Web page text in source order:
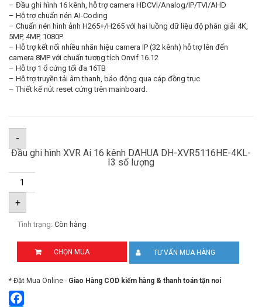
– Đầu ghi hình 16 kênh, hỗ trợ camera HDCVI/Analog/IP/TVI/AHD
– Hỗ trợ chuẩn nén AI-Coding
– Chuẩn nén hình ảnh H265+/H265 với hai luồng dữ liệu độ phân giải 4K,
5MP, 4MP, 1080P.
– Hỗ trợ kết nối nhiều nhãn hiệu camera IP (32 kênh) hỗ trợ lên đến
camera 8MP với chuẩn tương tích Onvif 16.12
– Hỗ trợ 1 ổ cứng tối đa 16TB
– Hỗ trợ truyền tải âm thanh, báo động qua cáp đồng trục
– Thiết kế nút reset cứng trên mainboard.
-
Đầu ghi hình XVR Ai 16 kênh DAHUA DH-XVR5116HE-4KL-
I3 số lượng
+
Tình trạng: Còn hàng
CHỌN MUA TƯ VẤN MUA HÀNG
* Đặt Mua Online - Giao Hàng COD kiểm hàng & thanh toán tận nơi